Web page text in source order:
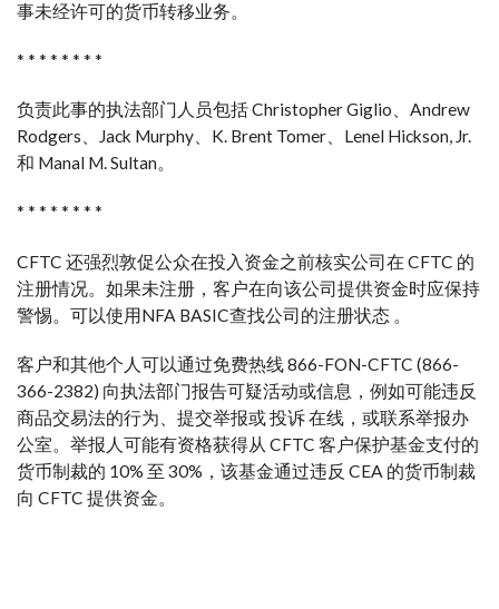
事未经许可的货币转移业务。
* * * * * * * *
负责此事的执法部门人员包括 Christopher Giglio、Andrew
Rodgers、Jack Murphy、K. Brent Tomer、Lenel Hickson, Jr.
和 Manal M. Sultan。
* * * * * * * *
CFTC 还强烈敦促公众在投入资金之前核实公司在 CFTC 的
注册情况。如果未注册，客户在向该公司提供资金时应保持
警惕。可以使用NFA BASIC查找公司的注册状态 。
客户和其他个人可以通过免费热线 866-FON-CFTC (866-
366-2382) 向执法部门报告可疑活动或信息，例如可能违反
商品交易法的行为、提交举报或 投诉 在线，或联系举报办
公室。举报人可能有资格获得从 CFTC 客户保护基金支付的
货币制裁的 10% 至 30%，该基金通过违反 CEA 的货币制裁
向 CFTC 提供资金。